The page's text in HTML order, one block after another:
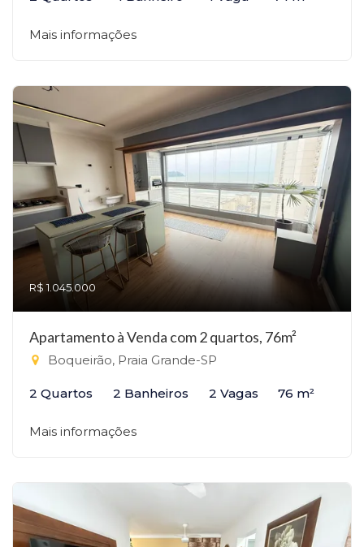
Mais informações
R$ 1.045.000
Apartamento à Venda com 2 quartos, 76m²
Boqueirão, Praia Grande-SP
2 Quartos 2 Banheiros 2 Vagas 76 m²
Mais informações